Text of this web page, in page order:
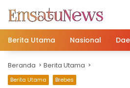
konten
Berita Utama
Nasional
Beranda Berita Utama
Berita Utama Brebes